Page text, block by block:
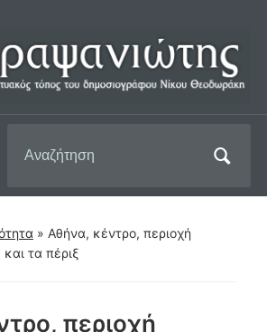
για:
» Αθήνα, κέντρο, περιοχή
τα πέριξ
περιοχή